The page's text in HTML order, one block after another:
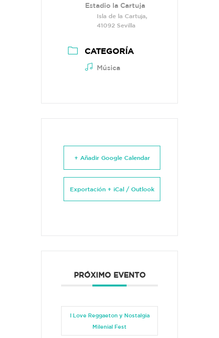
Estadio la Cartuja
Isla de la Cartuja,
41092 Sevilla
CATEGORÍA
Música
+ Añadir Google Calendar
Exportación + iCal / Outlook
PRÓXIMO EVENTO
I Love Reggaeton y Nostalgia
Milenial Fest